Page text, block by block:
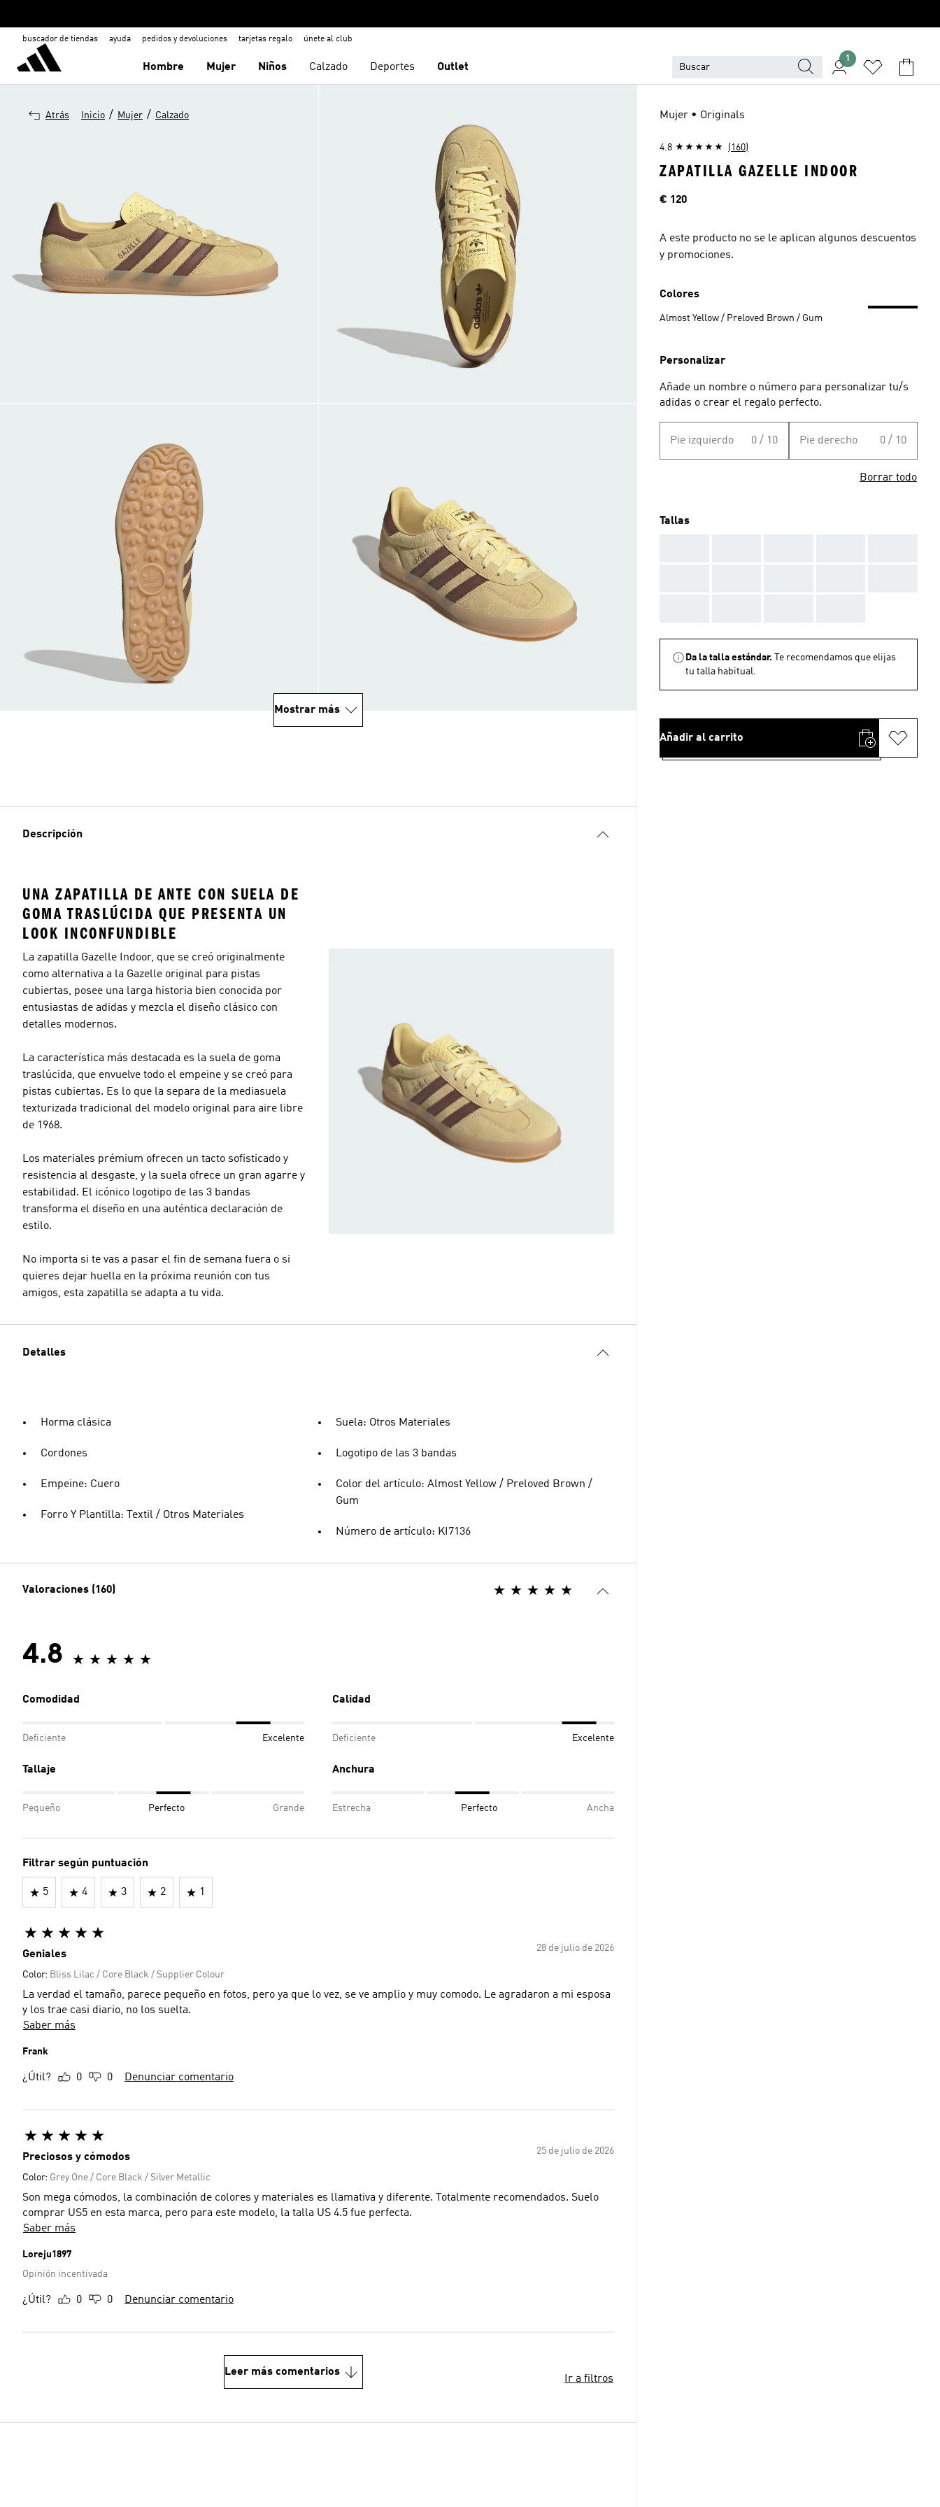
buscador de tiendas ayuda pedidos y devoluciones tarjetas regalo únete al club
Hombre Mujer Niños Calzado Deportes Outlet
1
Atrás Inicio / Mujer / Calzado
Mostrar más
Descripción
UNA ZAPATILLA DE ANTE CON SUELA DE
GOMA TRASLÚCIDA QUE PRESENTA UN
LOOK INCONFUNDIBLE
La zapatilla Gazelle Indoor, que se creó originalmente
como alternativa a la Gazelle original para pistas
cubiertas, posee una larga historia bien conocida por
entusiastas de adidas y mezcla el diseño clásico con
detalles modernos.
La característica más destacada es la suela de goma
traslúcida, que envuelve todo el empeine y se creó para
pistas cubiertas. Es lo que la separa de la mediasuela
texturizada tradicional del modelo original para aire libre
de 1968.
Los materiales prémium ofrecen un tacto sofisticado y
resistencia al desgaste, y la suela ofrece un gran agarre y
estabilidad. El icónico logotipo de las 3 bandas
transforma el diseño en una auténtica declaración de
estilo.
No importa si te vas a pasar el fin de semana fuera o si
quieres dejar huella en la próxima reunión con tus
amigos, esta zapatilla se adapta a tu vida.
Detalles
Horma clásica
Cordones
Empeine: Cuero
Forro Y Plantilla: Textil / Otros Materiales
Suela: Otros Materiales
Logotipo de las 3 bandas
Color del artículo: Almost Yellow / Preloved Brown /
Gum
Número de artículo: KI7136
Valoraciones (160)
4.8
Comodidad
Deficiente Excelente
Calidad
Deficiente Excelente
Tallaje
Pequeño Perfecto Grande
Anchura
Estrecha Perfecto Ancha
Filtrar según puntuación
5 4 3 2 1
28 de julio de 2026
Geniales
Color: Bliss Lilac / Core Black / Supplier Colour
La verdad el tamaño, parece pequeño en fotos, pero ya que lo vez, se ve amplio y muy comodo. Le agradaron a mi esposa
y los trae casi diario, no los suelta.
Saber más
Frank
¿Útil? 0 0 Denunciar comentario
25 de julio de 2026
Preciosos y cómodos
Color: Grey One / Core Black / Silver Metallic
Son mega cómodos, la combinación de colores y materiales es llamativa y diferente. Totalmente recomendados. Suelo
comprar US5 en esta marca, pero para este modelo, la talla US 4.5 fue perfecta.
Saber más
Loreju1897
Opinión incentivada
¿Útil? 0 0 Denunciar comentario
Leer más comentarios
Ir a filtros
Mujer • Originals
4.8 (160)
ZAPATILLA GAZELLE INDOOR
Precio
€ 120
A este producto no se le aplican algunos descuentos
y promociones.
Colores
Almost Yellow / Preloved Brown / Gum
Personalizar
Añade un nombre o número para personalizar tu/s
adidas o crear el regalo perfecto.
Pie izquierdo 0 / 10 Pie derecho 0 / 10
Borrar todo
Tallas
Da la talla estándar.
Te recomendamos que elijas
tu talla habitual.
Añadir al carrito